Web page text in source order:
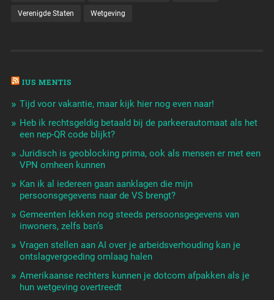
Verenigde Staten Wetgeving
IUS MENTIS
Tijd voor vakantie, maar kijk hier nog even naar!
Heb ik rechtsgeldig betaald bij de parkeerautomaat als het
een nep-QR code blijkt?
Juridisch is geoblocking prima, ook als mensen er met een
VPN omheen kunnen
Kan ik al iedereen gaan aanklagen die mijn
persoonsgegevens naar de VS brengt?
Gemeenten lekken nog steeds persoonsgegevens van
inwoners, zelfs bsn’s
Vragen stellen aan AI over je arbeidsverhouding kan je
ontslagvergoeding omlaag halen
Amerikaanse rechters kunnen je dotcom afpakken als je
hun wetgeving overtreedt